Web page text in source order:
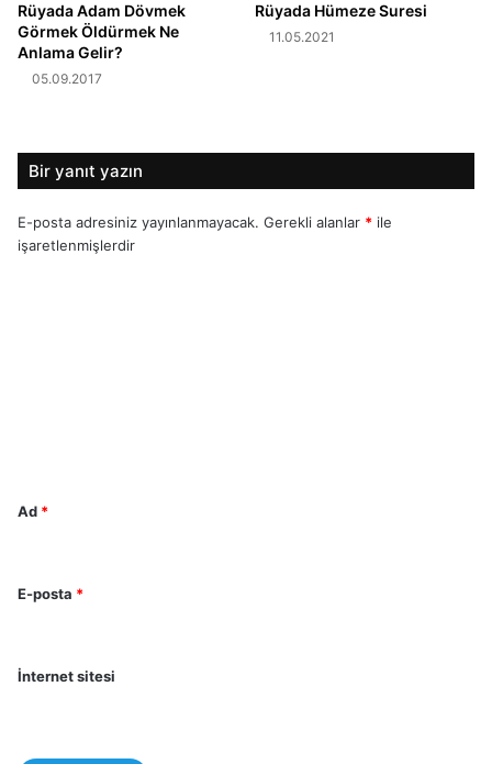
Rüyada Adam Dövmek
Görmek Öldürmek Ne
Anlama Gelir?
05.09.2017
Rüyada Hümeze Suresi
11.05.2021
Bir yanıt yazın
E-posta adresiniz yayınlanmayacak. Gerekli alanlar * ile
işaretlenmişlerdir
Ad *
E-posta *
İnternet sitesi